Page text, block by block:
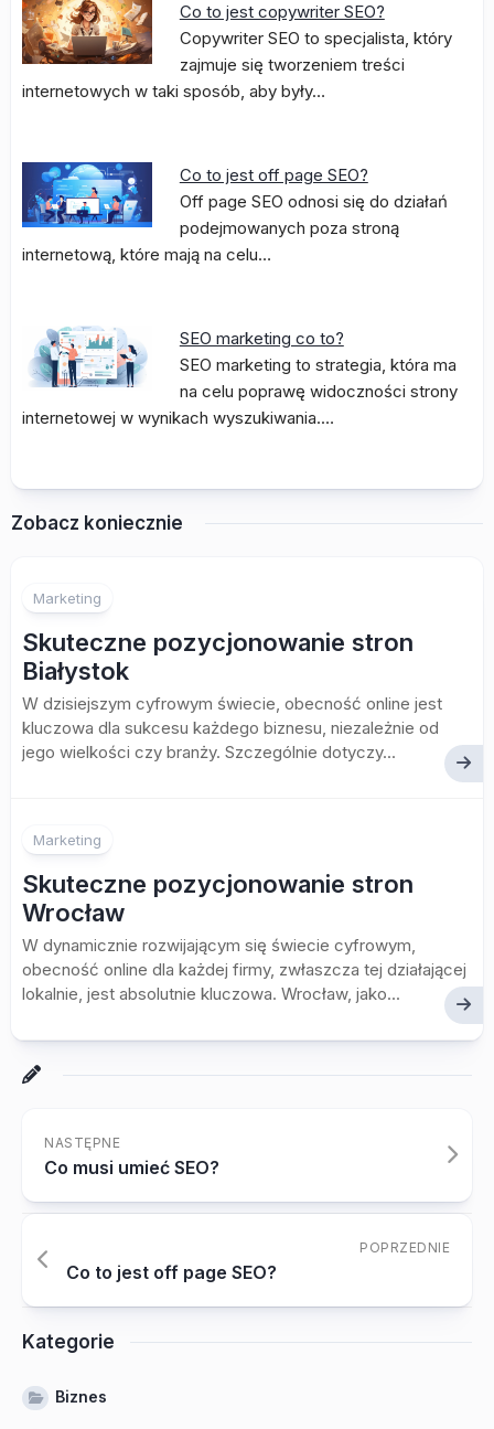
Co to jest copywriter SEO?
Copywriter SEO to specjalista, który
zajmuje się tworzeniem treści
internetowych w taki sposób, aby były…
Co to jest off page SEO?
Off page SEO odnosi się do działań
podejmowanych poza stroną
internetową, które mają na celu…
SEO marketing co to?
SEO marketing to strategia, która ma
na celu poprawę widoczności strony
internetowej w wynikach wyszukiwania.…
Zobacz koniecznie
Marketing
Skuteczne pozycjonowanie stron
Białystok
W dzisiejszym cyfrowym świecie, obecność online jest
kluczowa dla sukcesu każdego biznesu, niezależnie od
jego wielkości czy branży. Szczególnie dotyczy...
Marketing
Skuteczne pozycjonowanie stron
Wrocław
W dynamicznie rozwijającym się świecie cyfrowym,
obecność online dla każdej firmy, zwłaszcza tej działającej
lokalnie, jest absolutnie kluczowa. Wrocław, jako...
NASTĘPNE
Co musi umieć SEO?
POPRZEDNIE
Co to jest off page SEO?
Kategorie
Biznes